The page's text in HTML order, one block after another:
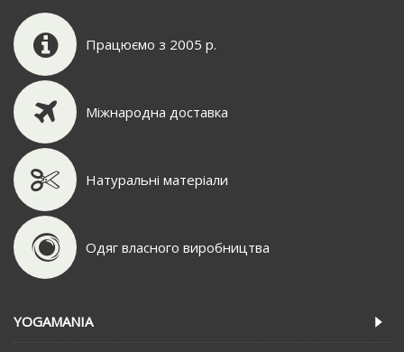
Працюємо з 2005 р.
Міжнародна доставка
Натуральні матеріали
Одяг власного виробництва
YOGAMANIA